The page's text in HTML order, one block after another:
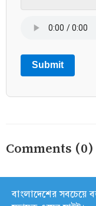
Submit
Comments (0)
বাংলাদেশের সবচেয়ে